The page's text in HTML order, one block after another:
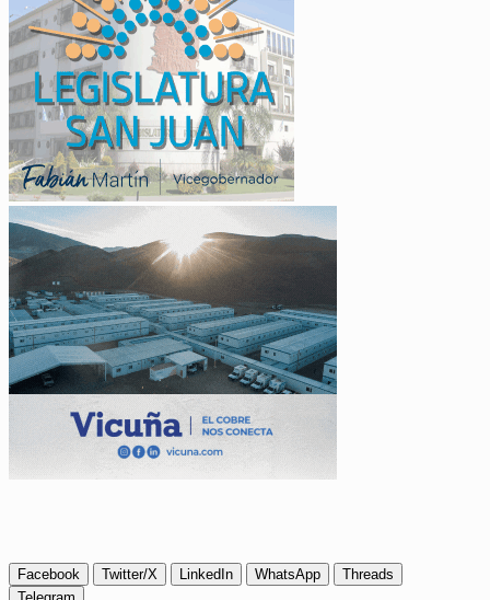
Facebook Twitter/X LinkedIn WhatsApp
Threads